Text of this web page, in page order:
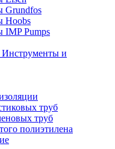
Grundfos
Hoobs
IMP Pumps
Инструменты и
труб
труб
полиэтилена